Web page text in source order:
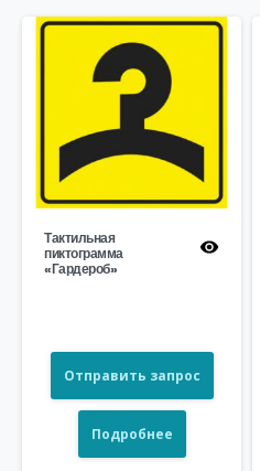
Тактильная
пиктограмма
«Гардероб»
Отправить запрос
Подробнее